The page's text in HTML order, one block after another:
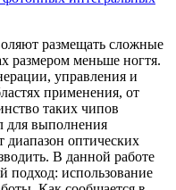
размещать сложные
размером меньше ногтя.
управления и
применения, от
таких чипов
для выполнения
диапазон оптических
В данной работе
подход: использование